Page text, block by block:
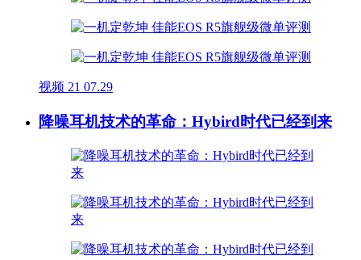
视频 21 07.29
降噪耳机技术的革命：Hybird时代已经到来